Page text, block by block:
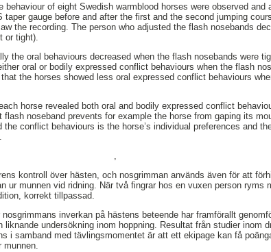
of eight Swedish warmblood horses were observed and
gauge before and after the first and the second jumping
the recording. The person who adjusted the flash nosebands
or tight).
the oral behaviours decreased when the flash nosebands were
oral or bodily expressed conflict behaviours when the flash
the horses showed less oral expressed conflict behaviours
horse revealed both oral and bodily expressed conflict
flash noseband prevents for example the horse from gaping its
conflict behaviours is the horse’s individual preferences and
,
kontroll över hästen, och nosgrimman används även för att
ur munnen vid ridning. När två fingrar hos en vuxen person ryms
korrekt tillpassad.
inverkan på hästens beteende har framförallt
liknande undersökning inom hoppning. Resultat från studier inom
i samband med tävlingsmomentet är att ett ekipage kan få